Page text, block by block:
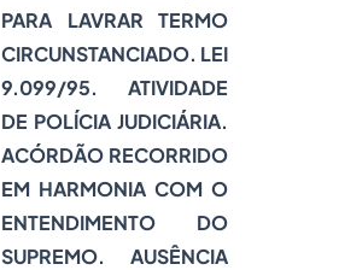
PARA LAVRAR TERMO
CIRCUNSTANCIADO. LEI
9.099/95. ATIVIDADE
DE POLÍCIA JUDICIÁRIA.
ACÓRDÃO RECORRIDO
EM HARMONIA COM O
ENTENDIMENTO DO
SUPREMO. AUSÊNCIA